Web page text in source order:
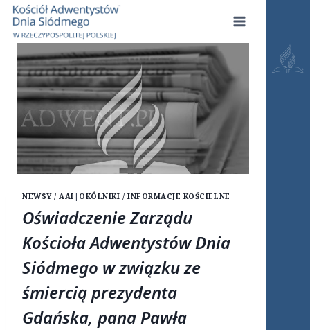
Przejdź
treści
NEWSY / AAI | OKÓLNIKI / INFORMACJE KOŚCIELNE
Oświadczenie Zarządu
Kościoła Adwentystów Dnia
Siódmego w związku ze
śmiercią prezydenta
Gdańska, pana Pawła